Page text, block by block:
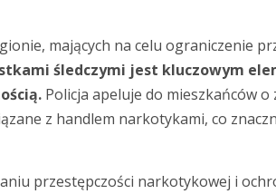
mających na celu ograniczenie
śledczymi jest kluczowym
Policja apeluje do mieszkańców o
z handlem narkotykami, co
przestępczości narkotykowej i